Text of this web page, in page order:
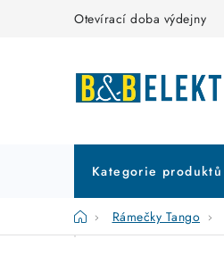
Otevírací doba výdejny
Kategorie produktů
DomůRámečky Tango
P